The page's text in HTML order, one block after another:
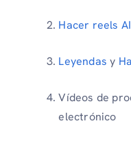
Hacer reels AI
Leyendas y
Vídeos de
electrónico